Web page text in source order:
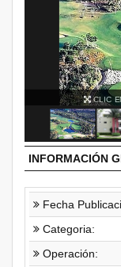
CLIC
INFORMACIÓN
Fecha
Categoria:
Operación: